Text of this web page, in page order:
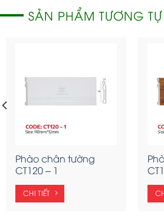
SẢN PHẨM TƯƠNG TỰ
Phào chân tường
CT120 – 1
CHI TIẾT